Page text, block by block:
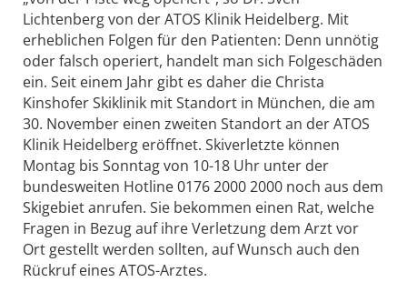
Lichtenberg von der ATOS Klinik Heidelberg. Mit
erheblichen Folgen für den Patienten: Denn unnötig
oder falsch operiert, handelt man sich Folgeschäden
ein. Seit einem Jahr gibt es daher die Christa
Kinshofer Skiklinik mit Standort in München, die am
30. November einen zweiten Standort an der ATOS
Klinik Heidelberg eröffnet. Skiverletzte können
Montag bis Sonntag von 10-18 Uhr unter der
bundesweiten Hotline 0176 2000 2000 noch aus dem
Skigebiet anrufen. Sie bekommen einen Rat, welche
Fragen in Bezug auf ihre Verletzung dem Arzt vor
Ort gestellt werden sollten, auf Wunsch auch den
Rückruf eines ATOS-Arztes.